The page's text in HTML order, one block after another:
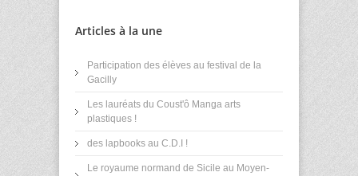
Articles à la une
Participation des élèves au festival de la
Gacilly
Les lauréats du Coust'ô Manga arts
plastiques !
des lapbooks au C.D.I !
Le royaume normand de Sicile au Moyen-